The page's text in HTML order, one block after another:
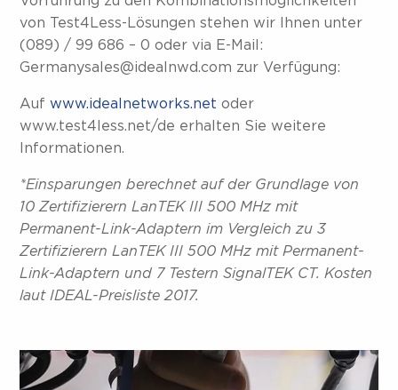
von Test4Less-Lösungen stehen wir Ihnen unter
(089) / 99 686 – 0 oder via E-Mail:
Germanysales@idealnwd.com zur Verfügung:
Aufwww.idealnetworks.net oder
www.test4less.net/de erhalten Sie weitere
Informationen.
*Einsparungen berechnet auf der Grundlage von
10 Zertifizierern LanTEK III 500 MHz mit
Permanent-Link-Adaptern im Vergleich zu 3
Zertifizierern LanTEK III 500 MHz mit Permanent-
Link-Adaptern und 7 Testern SignalTEK CT. Kosten
laut IDEAL-Preisliste 2017.